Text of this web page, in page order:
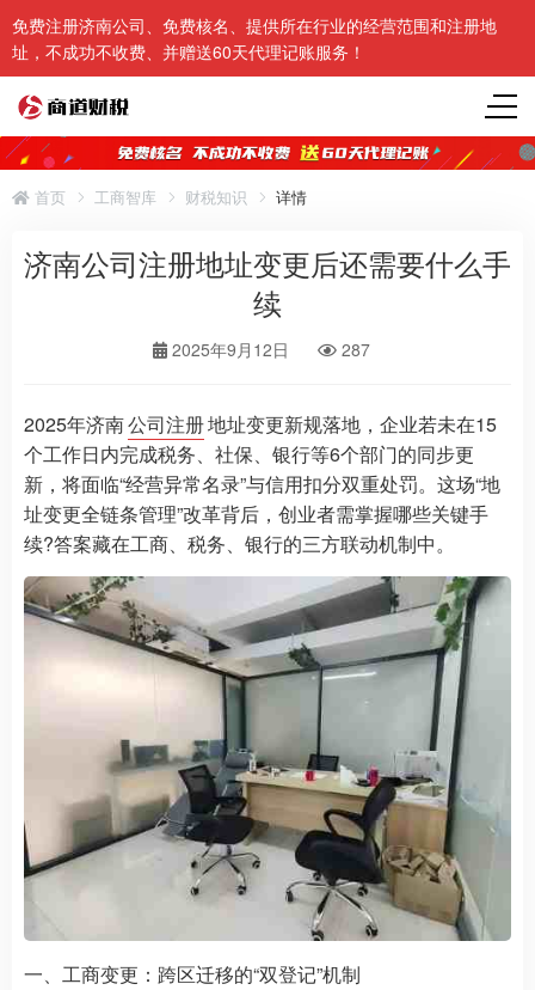
免费注册济南公司、免费核名、提供所在行业的经营范围和注册地
址，不成功不收费、并赠送60天代理记账服务！
首页 工商智库 财税知识 详情
济南公司注册地址变更后还需要什么手
续
2025年9月12日 287
2025年济南公司注册地址变更新规落地，企业若未在15
个工作日内完成税务、社保、银行等6个部门的同步更
新，将面临“经营异常名录”与信用扣分双重处罚。这场“地
址变更全链条管理”改革背后，创业者需掌握哪些关键手
续?答案藏在工商、税务、银行的三方联动机制中。
一、工商变更：跨区迁移的“双登记”机制